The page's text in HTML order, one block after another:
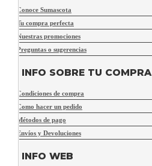
Conoce Sumascota
Tu compra perfecta
Nuestras promociones
Preguntas o sugerencias
INFO SOBRE TU COMPRA
Condiciones de compra
Como hacer un pedido
Métodos de pago
Envíos y Devoluciones
INFO WEB